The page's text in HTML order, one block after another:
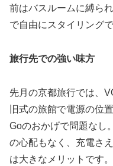
前はバスルームに縛ら
で自由にスタイリングで
旅行先での強い味方
先月の京都旅行では、
旧式の旅館で電源の位
Goのおかげで問題なし
の心配もなく、充電さ
は大きなメリットです。